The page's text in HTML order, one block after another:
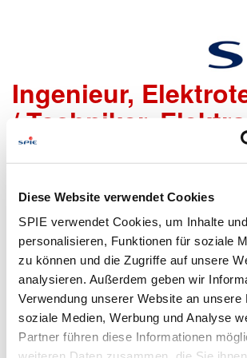
Diese Website verwendet Cookies
SPIE verwendet Cookies, um Inhalte
personalisieren, Funktionen für soziale
zu können und die Zugriffe auf unsere
analysieren. Außerdem geben wir
Verwendung unserer Website an unsere
soziale Medien, Werbung und Analyse
Partner führen diese Informationen
SPS-
Ingenieur,
/ Techniker,
m/w/d
Wir freuen uns sehr, dass Du Dich bei
möchtest!
Um den Bewerbungsprozess für Dich
möglich zu gestalten, bieten wir Dir
an, um Daten zu übermitteln:
Lebenslauf